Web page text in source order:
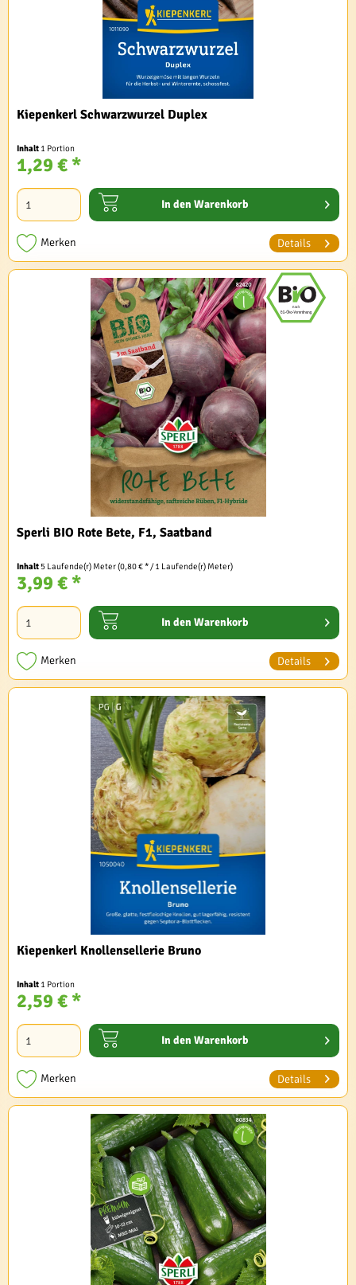
Kiepenkerl Schwarzwurzel Duplex
Inhalt 1 Portion
1,29 € *
In den Warenkorb
Merken Details
Sperli BIO Rote Bete, F1, Saatband
Inhalt 5 Laufende(r) Meter(0,80 € * / 1 Laufende(r) Meter)
3,99 € *
In den Warenkorb
Merken Details
Kiepenkerl Knollensellerie Bruno
Inhalt 1 Portion
2,59 € *
In den Warenkorb
Merken Details